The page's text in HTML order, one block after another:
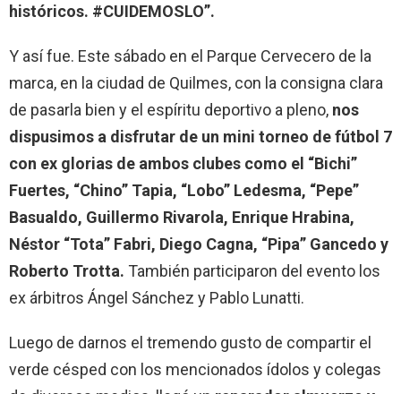
históricos. #CUIDEMOSLO”.
Y así fue. Este sábado en el Parque Cervecero de la
marca, en la ciudad de Quilmes, con la consigna clara
de pasarla bien y el espíritu deportivo a pleno, nos
dispusimos a disfrutar de un mini torneo de fútbol 7
con ex glorias de ambos clubes como el “Bichi”
Fuertes, “Chino” Tapia, “Lobo” Ledesma, “Pepe”
Basualdo, Guillermo Rivarola, Enrique Hrabina,
Néstor “Tota” Fabri, Diego Cagna, “Pipa” Gancedo y
Roberto Trotta. También participaron del evento los
ex árbitros Ángel Sánchez y Pablo Lunatti.
Luego de darnos el tremendo gusto de compartir el
verde césped con los mencionados ídolos y colegas